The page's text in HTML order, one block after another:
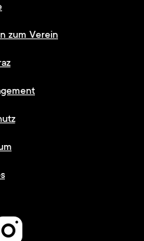
zum Verein